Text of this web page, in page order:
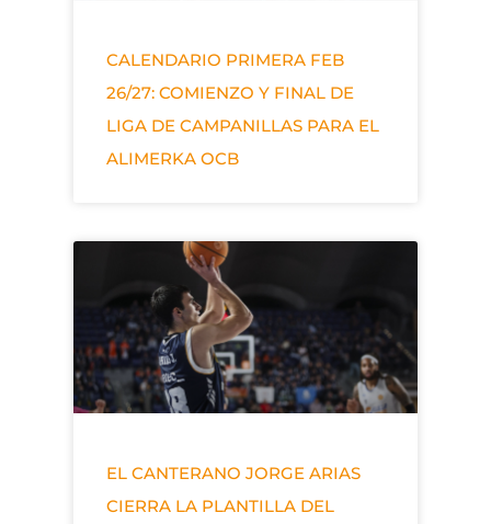
CALENDARIO PRIMERA FEB
26/27: COMIENZO Y FINAL DE
LIGA DE CAMPANILLAS PARA EL
ALIMERKA OCB
EL CANTERANO JORGE ARIAS
CIERRA LA PLANTILLA DEL